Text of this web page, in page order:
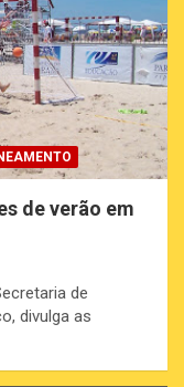
de verão em
de
divulga as